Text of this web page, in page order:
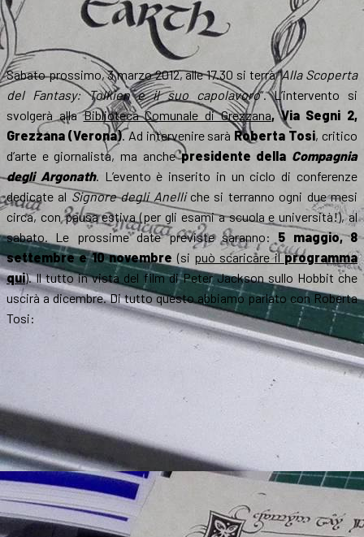
Sabato prossimo, 3 marzo 2012, alle 17.30 si terrà “Alla Scoperta
del Fantasy: Tolkien e il suo capolavoro“. L’intervento si
svolgerà allaBiblioteca Comunale di Grezzana, Via Segni 2,
Grezzana (Verona). Ad intervenire sarà Roberta Tosi, critico
d’arte e giornalista, ma anchepresidente della Compagnia
degli Argonath. L’evento è inserito in un ciclo di conferenze
dedicate al Signore degli Anelliche si terranno ogni due mesi
circa, con pausa estiva (per gli esami a scuola e università!), al
sabato. Le prossime date previste saranno: 5 maggio, 8
settembre e 10 novembre (si può scaricare ilprogramma
qui). Il tutto in vista del film di Peter Jackson sullo Hobbit che
uscirà a dicembre. Di tutto questo abbiamo parlato con Roberta
Tosi: